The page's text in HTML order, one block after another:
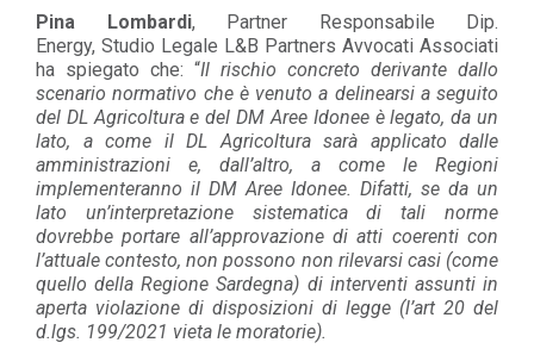
Pina Lombardi, Partner Responsabile Dip.
Energy, Studio Legale L&B Partners Avvocati Associati
ha spiegato che: “Il rischio concreto derivante dallo
scenario normativo che è venuto a delinearsi a seguito
del DL Agricoltura e del DM Aree Idonee è legato, da un
lato, a come il DL Agricoltura sarà applicato dalle
amministrazioni e, dall’altro, a come le Regioni
implementeranno il DM Aree Idonee. Difatti, se da un
lato un’interpretazione sistematica di tali norme
dovrebbe portare all’approvazione di atti coerenti con
l’attuale contesto, non possono non rilevarsi casi (come
quello della Regione Sardegna) di interventi assunti in
aperta violazione di disposizioni di legge (l’art 20 del
d.lgs. 199/2021 vieta le moratorie).